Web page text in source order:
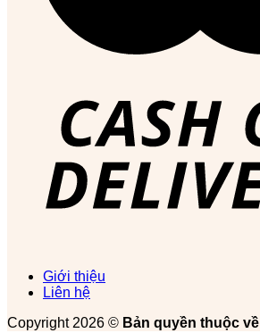
Giới thiệu
Liên hệ
Copyright 2026 © Bản quyền thuộc về